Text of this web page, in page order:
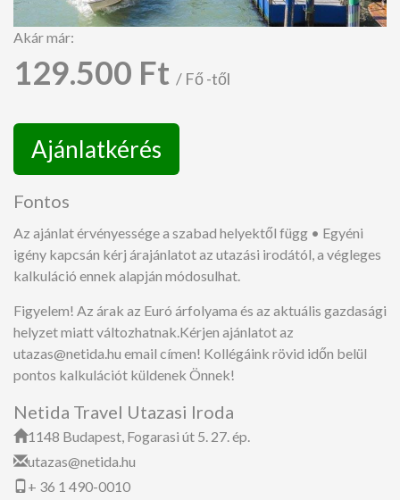
Akár már:
129.500 Ft / Fő -től
Ajánlatkérés
Fontos
Az ajánlat érvényessége a szabad helyektől függ • Egyéni
igény kapcsán kérj árajánlatot az utazási irodától, a végleges
kalkuláció ennek alapján módosulhat.
Figyelem! Az árak az Euró árfolyama és az aktuális gazdasági
helyzet miatt változhatnak.Kérjen ajánlatot az
utazas@netida.hu email címen! Kollégáink rövid időn belül
pontos kalkulációt küldenek Önnek!
Netida Travel Utazasi Iroda
1148 Budapest, Fogarasi út 5. 27. ép.
utazas@netida.hu
+ 36 1 490-0010